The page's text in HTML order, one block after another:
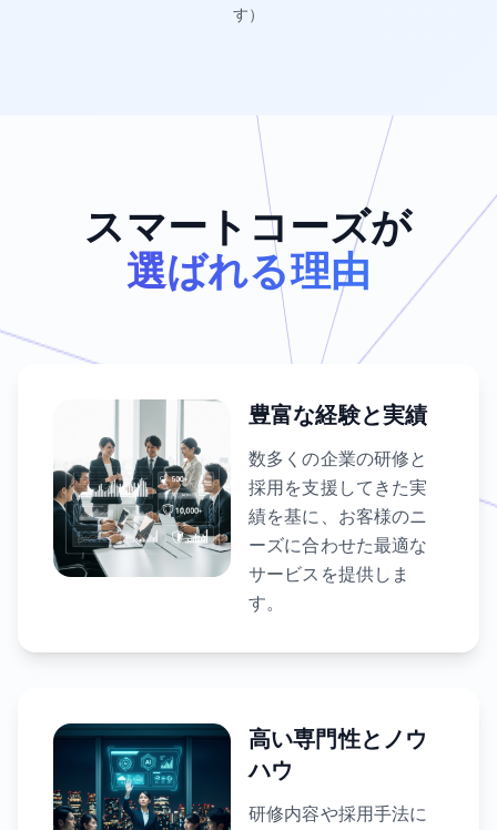
す）
スマートコーズが
選ばれる理由
豊富な経験と実績
数多くの企業の研修と
採用を支援してきた実
績を基に、お客様のニ
ーズに合わせた最適な
サービスを提供しま
す。
高い専門性とノウ
ハウ
研修内容や採用手法に